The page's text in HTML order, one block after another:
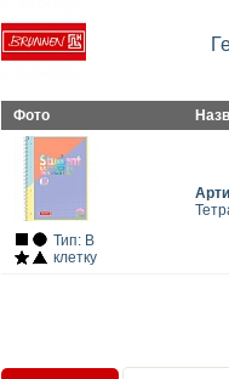
Фото
Тип: В
клетку